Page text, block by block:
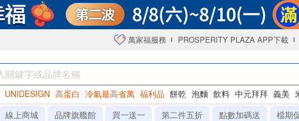
萬家福服務 PROSPERITY PLAZA APP下載
UNIDESIGN 高蛋白 冷氣最高省萬 福利品 餅乾 泡麵 飲料 中元拜拜 義美
罐頭 海苔 洋芋片
線上商城 品牌旗艦館 買一送一 第二件五折 點數加碼送
檔期